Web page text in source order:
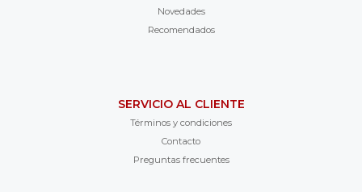
Novedades
Recomendados
SERVICIO AL CLIENTE
Términos y condiciones
Contacto
Preguntas frecuentes